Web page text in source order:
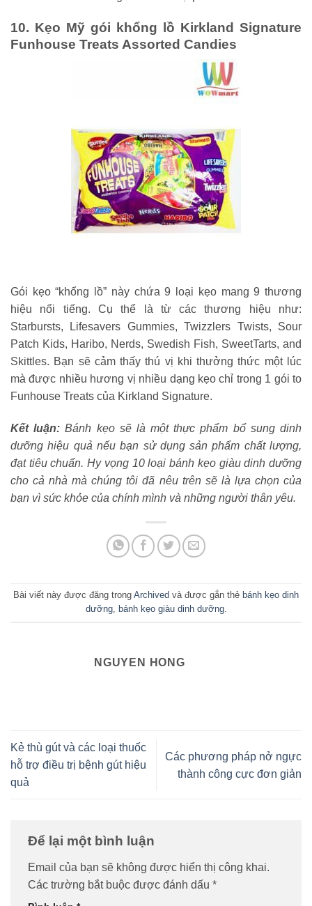
10. Kẹo Mỹ gói khổng lồ Kirkland Signature
Funhouse Treats Assorted Candies
Gói kẹo “khổng lồ” này chứa 9 loại kẹo mang 9 thương
hiệu nổi tiếng. Cụ thể là từ các thương hiệu như:
Starbursts, Lifesavers Gummies, Twizzlers Twists, Sour
Patch Kids, Haribo, Nerds, Swedish Fish, SweetTarts, and
Skittles. Bạn sẽ cảm thấy thú vị khi thưởng thức một lúc
mà được nhiều hương vị nhiều dạng kẹo chỉ trong 1 gói to
Funhouse Treats của Kirkland Signature.
Kết luận:Bánh kẹo sẽ là một thực phẩm bổ sung dinh
dưỡng hiệu quả nếu bạn sử dụng sản phẩm chất lượng,
đạt tiêu chuẩn. Hy vọng 10 loại bánh kẹo giàu dinh dưỡng
cho cả nhà mà chúng tôi đã nêu trên sẽ là lựa chọn của
bạn vì sức khỏe của chính mình và những người thân yêu.
Bài viết này được đăng trong Archived và được gắn thẻ bánh kẹo dinh
dưỡng, bánh kẹo giàu dinh dưỡng.
NGUYEN HONG
Kẻ thù gút và các loại thuốc
hỗ trợ điều trị bệnh gút hiệu
quả
Các phương pháp nở ngực
thành công cực đơn giản
Để lại một bình luận
Email của bạn sẽ không được hiển thị công khai.
Các trường bắt buộc được đánh dấu *